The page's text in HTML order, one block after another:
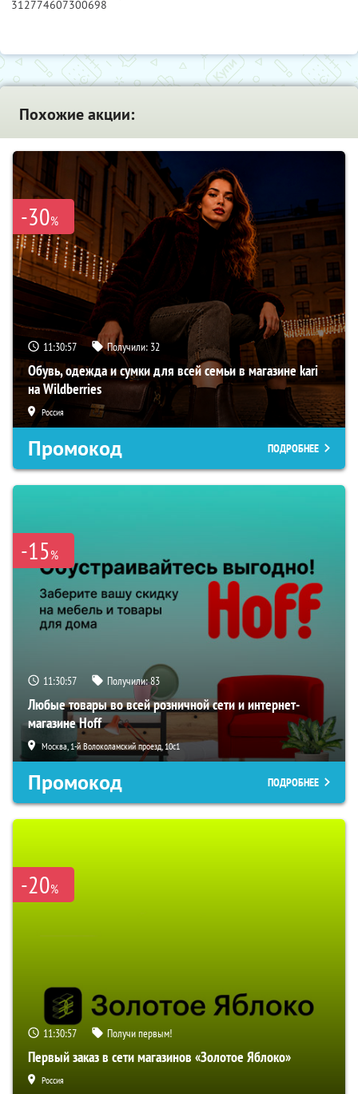
312774607300698
Похожие акции:
-30%
11:30:56 Получили: 32
Обувь, одежда и сумки для всей семьи в магазине kari
на Wildberries
Россия
Промокод ПОДРОБНЕЕ
-15%
11:30:56 Получили:83
Любые товары во всей розничной сети и интернет-
магазине Hoff
Москва, 1-й Волоколамский проезд, 10с1
Промокод ПОДРОБНЕЕ
-20%
11:30:56 Получи первым!
Первый заказ в сети магазинов «Золотое Яблоко»
Россия